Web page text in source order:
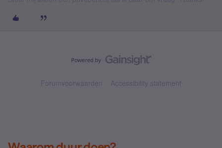
Forumvoorwaarden Accessibility statement